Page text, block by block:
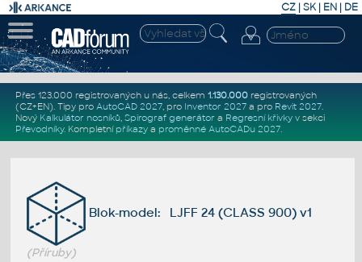
CZ | SK| EN | DE
Přes 123.000 registrovaných u nás, celkem 1.130.000registrovaných
(CZ+EN). Tipy pro AutoCAD 2027, pro Inventor 2027a pro Revit 2027.
Nový Kalkulátor nosníků, Spirograf generátor a Regresní křivkyv sekci
Převodníky. Kompletní příkazya proměnné AutoCADu 2027.
Blok-model: LJFF 24 (CLASS 900) v1
(Příruby)